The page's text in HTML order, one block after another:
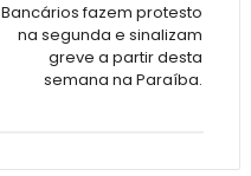
Bancários fazem protesto
na segunda e sinalizam
greve a partir desta
semana na Paraíba.